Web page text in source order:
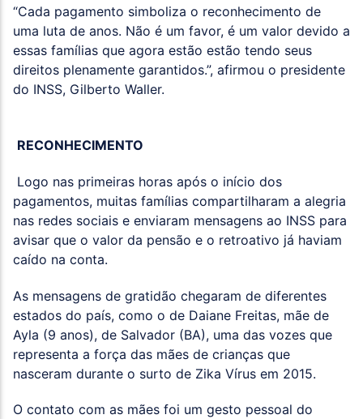
“Cada pagamento simboliza o reconhecimento de
uma luta de anos. Não é um favor, é um valor devido a
essas famílias que agora estão estão tendo seus
direitos plenamente garantidos.”, afirmou o presidente
do INSS, Gilberto Waller.
RECONHECIMENTO
Logo nas primeiras horas após o início dos
pagamentos, muitas famílias compartilharam a alegria
nas redes sociais e enviaram mensagens ao INSS para
avisar que o valor da pensão e o retroativo já haviam
caído na conta.
As mensagens de gratidão chegaram de diferentes
estados do país, como o de Daiane Freitas, mãe de
Ayla (9 anos), de Salvador (BA), uma das vozes que
representa a força das mães de crianças que
nasceram durante o surto de Zika Vírus em 2015.
O contato com as mães foi um gesto pessoal do